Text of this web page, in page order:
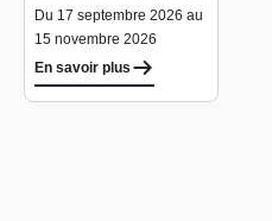
Du 17 septembre 2026 au
15 novembre 2026
En savoir plus